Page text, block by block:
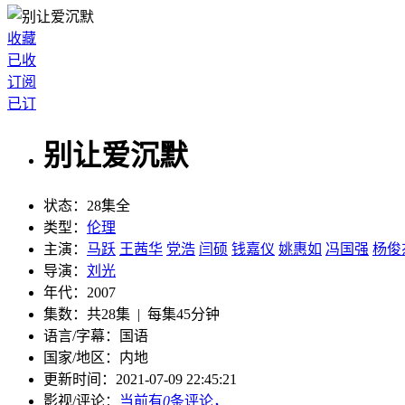
收藏
已收
订阅
已订
别让爱沉默
状态： 28集全
类型： 伦理
主演： 马跃 王茜华 党浩 闫硕 钱嘉仪 姚惠如 冯国强 杨俊
导演： 刘光
年代： 2007
集数： 共28集 | 每集45分钟
语言/字幕：
国语
国家/地区： 内地
更新时间： 2021-07-09 22:45:21
影视/评论：
当前有0条评论，